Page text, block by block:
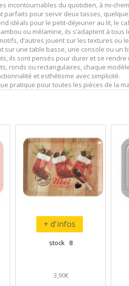
incontournables du quotidien, à mi-
parfaits pour servir deux tasses,
idéals pour le petit-déjeuner au lit, le
ou mélamine, ils s’adaptent à
d’autres jouent sur les textures ou
sur une table basse, une console ou un
ils sont pensés pour durer et se
ronds ou rectangulaires, chaque
et esthétisme avec simplicité.
pratique pour toutes les pièces de la
+ d'infos
stock 8
3,90€